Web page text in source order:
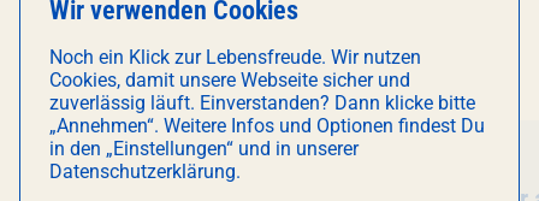
DAS KÖNNTE DICH AUCH
INTERESSIEREN
Essen & Trinken
Wir verwenden Cookies
Noch ein Klick zur Lebensfreude. Wir nutzen
Cookies, damit unsere Webseite sicher und
zuverlässig läuft. Einverstanden? Dann klicke bitte
„Annehmen“. Weitere Infos und Optionen findest Du
in den „Einstellungen“ und in unserer
Datenschutzerklärung.